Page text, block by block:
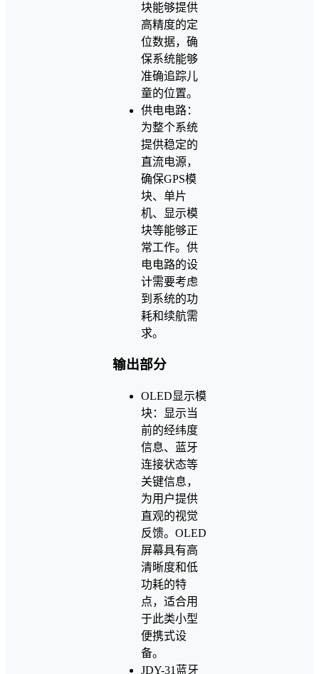
块能够提供
高精度的定
位数据，确
保系统能够
准确追踪儿
童的位置。
供电电路：
为整个系统
提供稳定的
直流电源，
确保GPS模
块、单片
机、显示模
块等能够正
常工作。供
电电路的设
计需要考虑
到系统的功
耗和续航需
求。
输出部分
OLED显示模
块：显示当
前的经纬度
信息、蓝牙
连接状态等
关键信息，
为用户提供
直观的视觉
反馈。OLED
屏幕具有高
清晰度和低
功耗的特
点，适合用
于此类小型
便携式设
备。
JDY-31蓝牙